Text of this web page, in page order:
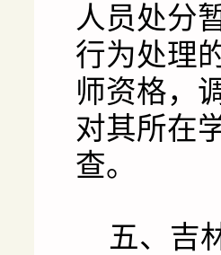
人员处分
行为处理
师资格，
对其所在
查。
五、吉